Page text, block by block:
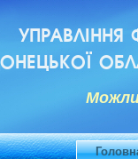
УПРАВЛІННЯ